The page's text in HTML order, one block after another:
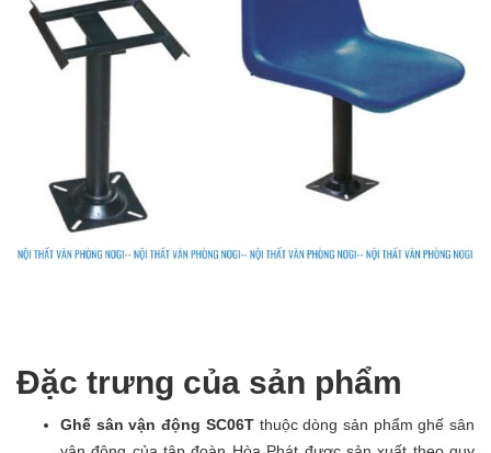
Đặc trưng của sản phẩm
Ghế sân vận động SC06T thuộc dòng sản phẩm ghế sân